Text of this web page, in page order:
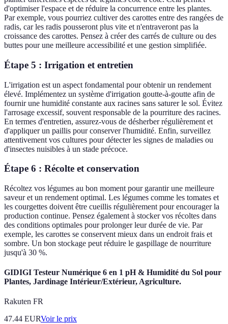
d'optimiser l'espace et de réduire la concurrence entre les plantes.
Par exemple, vous pourriez cultiver des carottes entre des rangées de
radis, car les radis pousseront plus vite et n'entraveront pas la
croissance des carottes. Pensez à créer des carrés de culture ou des
buttes pour une meilleure accessibilité et une gestion simplifiée.
Étape 5 : Irrigation et entretien
L'irrigation est un aspect fondamental pour obtenir un rendement
élevé. Implémentez un système d'irrigation goutte-à-goutte afin de
fournir une humidité constante aux racines sans saturer le sol. Évitez
l'arrosage excessif, souvent responsable de la pourriture des racines.
En termes d'entretien, assurez-vous de désherber régulièrement et
d'appliquer un paillis pour conserver l'humidité. Enfin, surveillez
attentivement vos cultures pour détecter les signes de maladies ou
d'insectes nuisibles à un stade précoce.
Étape 6 : Récolte et conservation
Récoltez vos légumes au bon moment pour garantir une meilleure
saveur et un rendement optimal. Les légumes comme les tomates et
les courgettes doivent être cueillis régulièrement pour encourager la
production continue. Pensez également à stocker vos récoltes dans
des conditions optimales pour prolonger leur durée de vie. Par
exemple, les carottes se conservent mieux dans un endroit frais et
sombre. Un bon stockage peut réduire le gaspillage de nourriture
jusqu'à 30 %.
GIDIGI Testeur Numérique 6 en 1 pH & Humidité du Sol pour
Plantes, Jardinage Intérieur/Extérieur, Agriculture.
Rakuten FR
47.44 EURVoir le prix